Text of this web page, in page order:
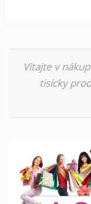
Vitajte v
tisícky